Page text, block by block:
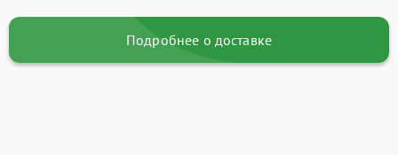
Подробнее о доставке